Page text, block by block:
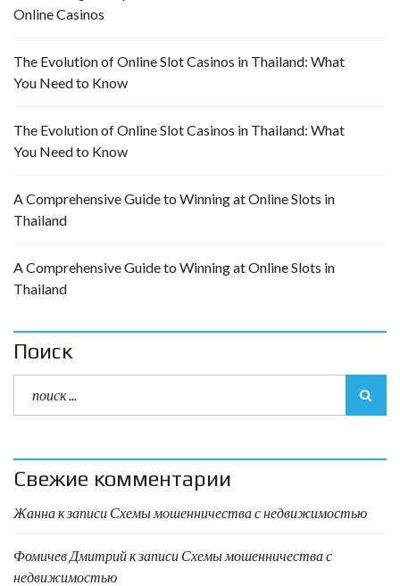
Online Casinos
The Evolution of Online Slot Casinos in Thailand: What
You Need to Know
The Evolution of Online Slot Casinos in Thailand: What
You Need to Know
A Comprehensive Guide to Winning at Online Slots in
Thailand
A Comprehensive Guide to Winning at Online Slots in
Thailand
Поиск
Свежие комментарии
Жаннак записи Схемы мошенничества с недвижимостью
Фомичев Дмитрийк записи Схемы мошенничества с
недвижимостью